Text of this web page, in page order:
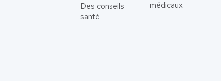
Des conseils
santé
médicaux